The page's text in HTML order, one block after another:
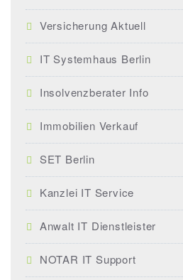
Versicherung Aktuell
IT Systemhaus Berlin
Insolvenzberater Info
Immobilien Verkauf
SET Berlin
Kanzlei IT Service
Anwalt IT Dienstleister
NOTAR IT Support